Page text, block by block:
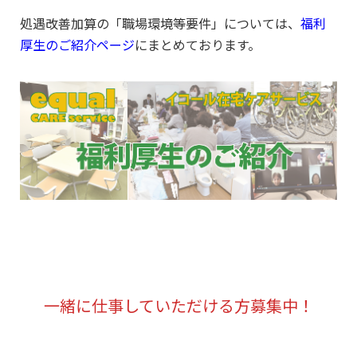
処遇改善加算の「職場環境等要件」については、 福利
厚生のご紹介ページにまとめております。
一緒に仕事していただける方募集中！